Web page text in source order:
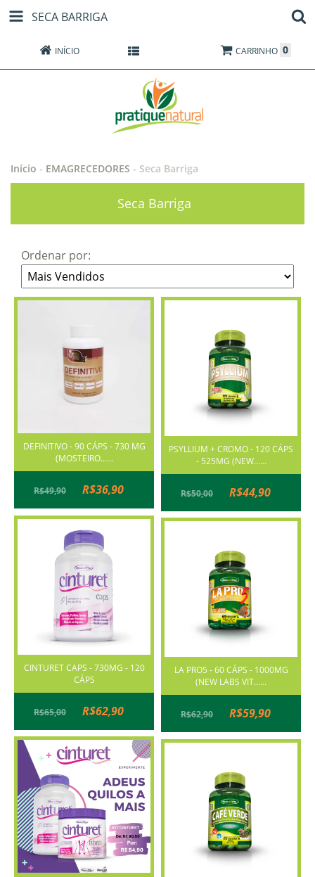
SECA BARRIGA
INÍCIO CARRINHO 0
Início - EMAGRECEDORES - Seca Barriga
Seca Barriga
Ordenar por:
DEFINITIVO - 90 CÁPS - 730 MG
(MOSTEIRO......
R$49,90 R$36,90
PSYLLIUM + CROMO - 120 CÁPS
- 525MG (NEW......
R$50,00 R$44,90
CINTURET CAPS - 730MG - 120
CÁPS
R$65,00 R$62,90
LA PRO5 - 60 CÁPS - 1000MG
(NEW LABS VIT......
R$62,90 R$59,90